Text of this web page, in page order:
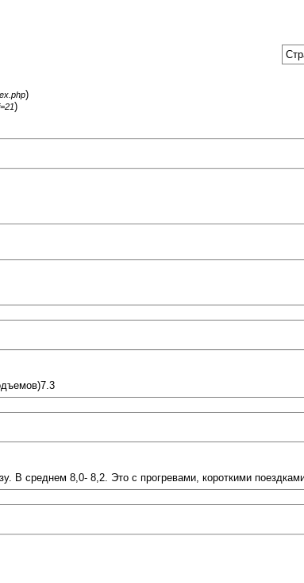
)
)
В среднем 8,0- 8,2. Это с прогревами, короткими